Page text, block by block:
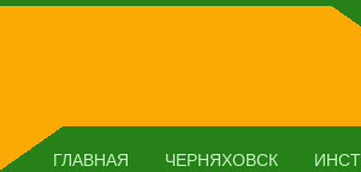
ГЛАВНАЯ ЧЕРНЯХОВСК